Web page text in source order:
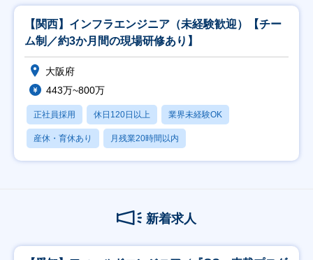
【関西】インフラエンジニア（未経験歓迎）【チー
ム制／約3か月間の現場研修あり】
大阪府
443万~800万
正社員採用 休日120日以上 業界未経験OK
産休・育休あり 月残業20時間以内
新着求人